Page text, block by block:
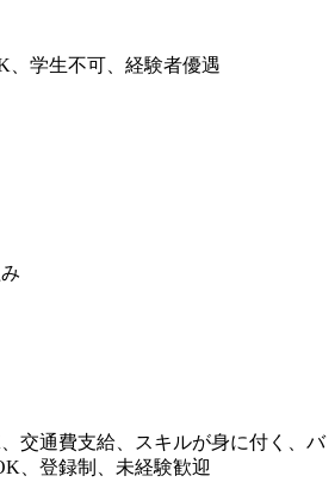
、学生不可、経験者優遇
交通費支給、スキルが身に付く、バ
、登録制、未経験歓迎